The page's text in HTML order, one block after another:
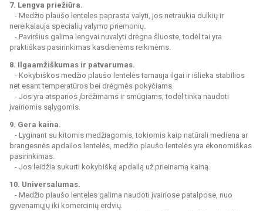
7. Lengva priežiūra.
- Medžio plaušo lenteles paprasta valyti, jos netraukia dulkių ir
nereikalauja specialių valymo priemonių.
- Paviršius galima lengvai nuvalyti drėgna šluoste, todėl tai yra
praktiškas pasirinkimas kasdienėms reikmėms.
8. Ilgaamžiškumas ir patvarumas.
- Kokybiškos medžio plaušo lentelės tarnauja ilgai ir išlieka stabilios
net esant temperatūros bei drėgmės pokyčiams.
- Jos yra atsparios įbrėžimams ir smūgiams, todėl tinka naudoti
įvairiomis sąlygomis.
9. Gera kaina.
- Lyginant su kitomis medžiagomis, tokiomis kaip natūrali mediena ar
brangesnės apdailos lentelės, medžio plaušo lentelės yra ekonomiškas
pasirinkimas.
- Jos leidžia sukurti kokybišką apdailą už prieinamą kainą.
10. Universalumas.
- Medžio plaušo lenteles galima naudoti įvairiose patalpose, nuo
gyvenamųjų iki komercinių erdvių.